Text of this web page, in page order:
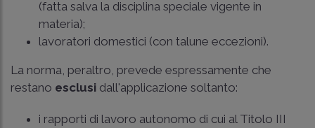
(fatta salva la disciplina speciale vigente in
materia);
lavoratori domestici (con talune eccezioni).
La norma, peraltro, prevede espressamente che
restano esclusi dall'applicazione soltanto:
i rapporti di lavoro autonomo di cui al Titolo III